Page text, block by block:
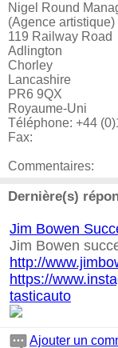
Nigel Round
(Agence artistique)
119 Railway Road
Adlington
Chorley
Lancashire
PR6 9QX
Royaume-Uni
Téléphone: +44
Fax:
Commentaires:
Dernière(s)
Jim Bowen
Jim Bowen
http://
https://
tasticauto
Ajouter un